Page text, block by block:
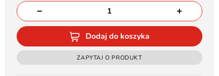
Dodaj do koszyka
ZAPYTAJ O PRODUKT